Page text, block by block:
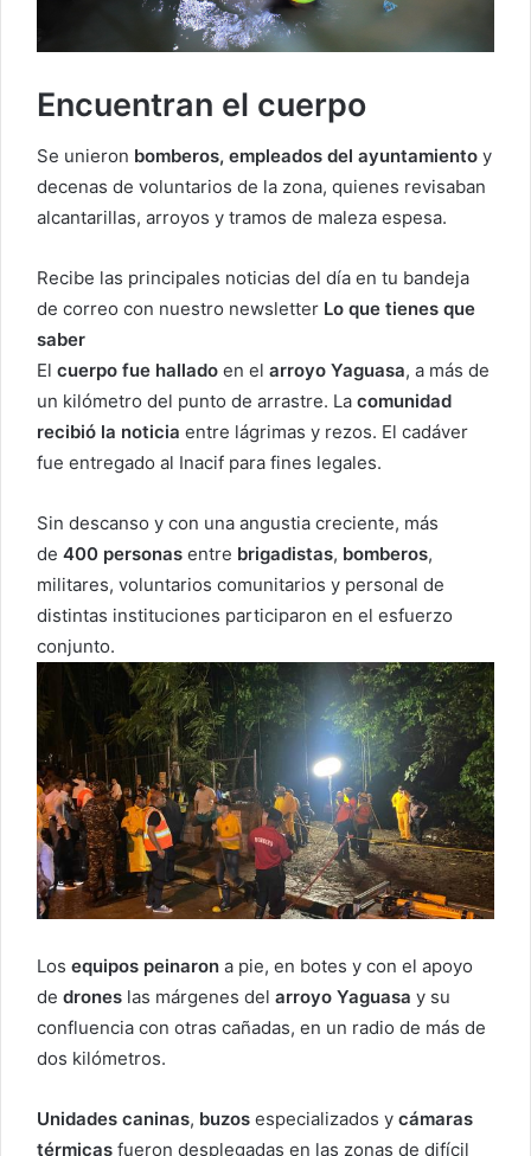
Encuentran el cuerpo
Se unieron bomberos, empleados del ayuntamiento y
decenas de voluntarios de la zona, quienes revisaban
alcantarillas, arroyos y tramos de maleza espesa.
Recibe las principales noticias del día en tu bandeja
de correo con nuestro newsletter Lo que tienes que
saber
El cuerpo fue hallado en el arroyo Yaguasa, a más de
un kilómetro del punto de arrastre. La comunidad
recibió la noticia entre lágrimas y rezos. El cadáver
fue entregado al Inacif para fines legales.
Sin descanso y con una angustia creciente, más
de 400 personas entre brigadistas, bomberos,
militares, voluntarios comunitarios y personal de
distintas instituciones participaron en el esfuerzo
conjunto.
Los equipos peinaron a pie, en botes y con el apoyo
de drones las márgenes del arroyo Yaguasa y su
confluencia con otras cañadas, en un radio de más de
dos kilómetros.
Unidades caninas, buzos especializados y cámaras
térmicas fueron desplegadas en las zonas de difícil